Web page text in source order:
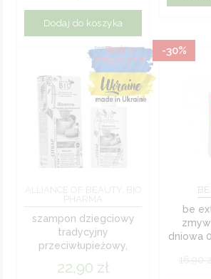
Dodaj do koszyka
szampon dziegciowy
tradycyjny
przeciwłupieżowy,
przeciwgrzybiczy pb
22,90 zł
-30%
be
dniowa
16,90